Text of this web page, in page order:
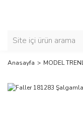
Anasayfa MODEL